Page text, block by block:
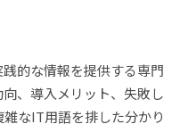
的な情報を提供する専門
、導入メリット、失敗し
なIT用語を排した分かり